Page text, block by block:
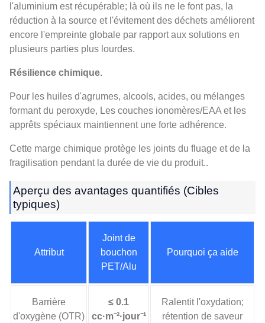
l'aluminium est récupérable; là où ils ne le font pas, la
réduction à la source et l'évitement des déchets améliorent
encore l'empreinte globale par rapport aux solutions en
plusieurs parties plus lourdes.
Résilience chimique.
Pour les huiles d'agrumes, alcools, acides, ou mélanges
formant du peroxyde, Les couches ionomères/EAA et les
apprêts spéciaux maintiennent une forte adhérence.
Cette marge chimique protège les joints du fluage et de la
fragilisation pendant la durée de vie du produit..
Aperçu des avantages quantifiés (Cibles
typiques)
Attribut
Joint de
bouchon
PET/Alu
Pourquoi ça aide
Barrière
d'oxygène (OTR)
≤ 0.1
cc·m⁻²·jour⁻¹
Ralentit l'oxydation;
rétention de saveur